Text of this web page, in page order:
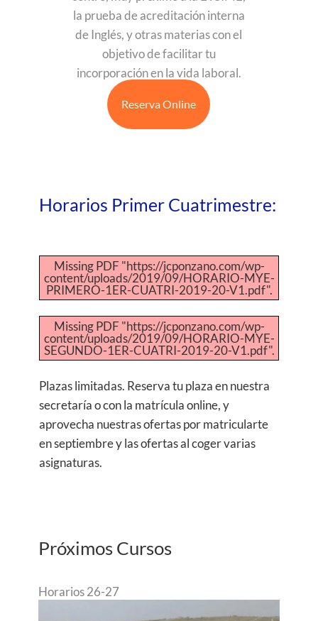
la prueba de acreditación interna
de Inglés, y otras materias con el
objetivo de facilitar tu
incorporación en la vida laboral.
Reserva Online
Horarios Primer Cuatrimestre:
Missing PDF "https://jcponzano.com/wp-
content/uploads/2019/09/HORARIO-MYE-
PRIMERO-1ER-CUATRI-2019-20-V1.pdf".
Missing PDF "https://jcponzano.com/wp-
content/uploads/2019/09/HORARIO-MYE-
SEGUNDO-1ER-CUATRI-2019-20-V1.pdf".
Plazas limitadas. Reserva tu plaza en nuestra
secretaría o con la matrícula online, y
aprovecha nuestras ofertas por matricularte
en septiembre y las ofertas al coger varias
asignaturas.
Próximos Cursos
Horarios 26-27